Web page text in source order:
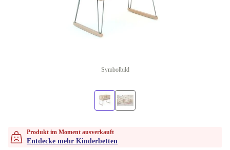
Symbolbild
Produkt im Moment ausverkauft
Entdecke mehr Kinderbetten